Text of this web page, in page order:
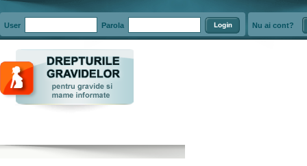
User Parola Nu ai cont?